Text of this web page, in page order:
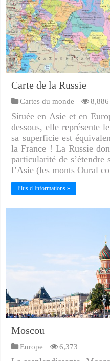
Carte de la Russie
Cartes du monde 8,886
Située en Asie et en
dessous, elle représente
sa superficie est
la France ! La Russie
particularité de
l’Asie (les monts Oural
Plus d Informations »
Moscou
Europe 6,373